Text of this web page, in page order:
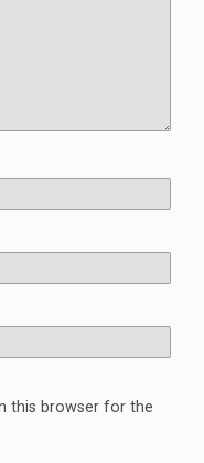
this browser for the